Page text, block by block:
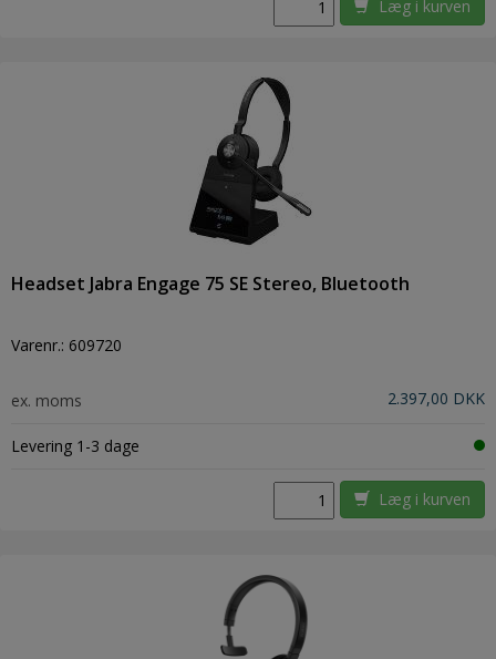
Læg i kurven
Headset Jabra Engage 75 SE Stereo, Bluetooth
Varenr.: 609720
ex. moms 2.397,00 DKK
Levering 1-3 dage
Læg i kurven